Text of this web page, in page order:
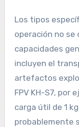
Los tipos
operación no
capacidades
incluyen el
artefactos
FPV KH-S7, por
carga útil de 1
probablemente